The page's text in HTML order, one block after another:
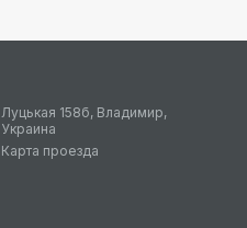
Луцькая 158б, Владимир,
Украина
Карта проезда